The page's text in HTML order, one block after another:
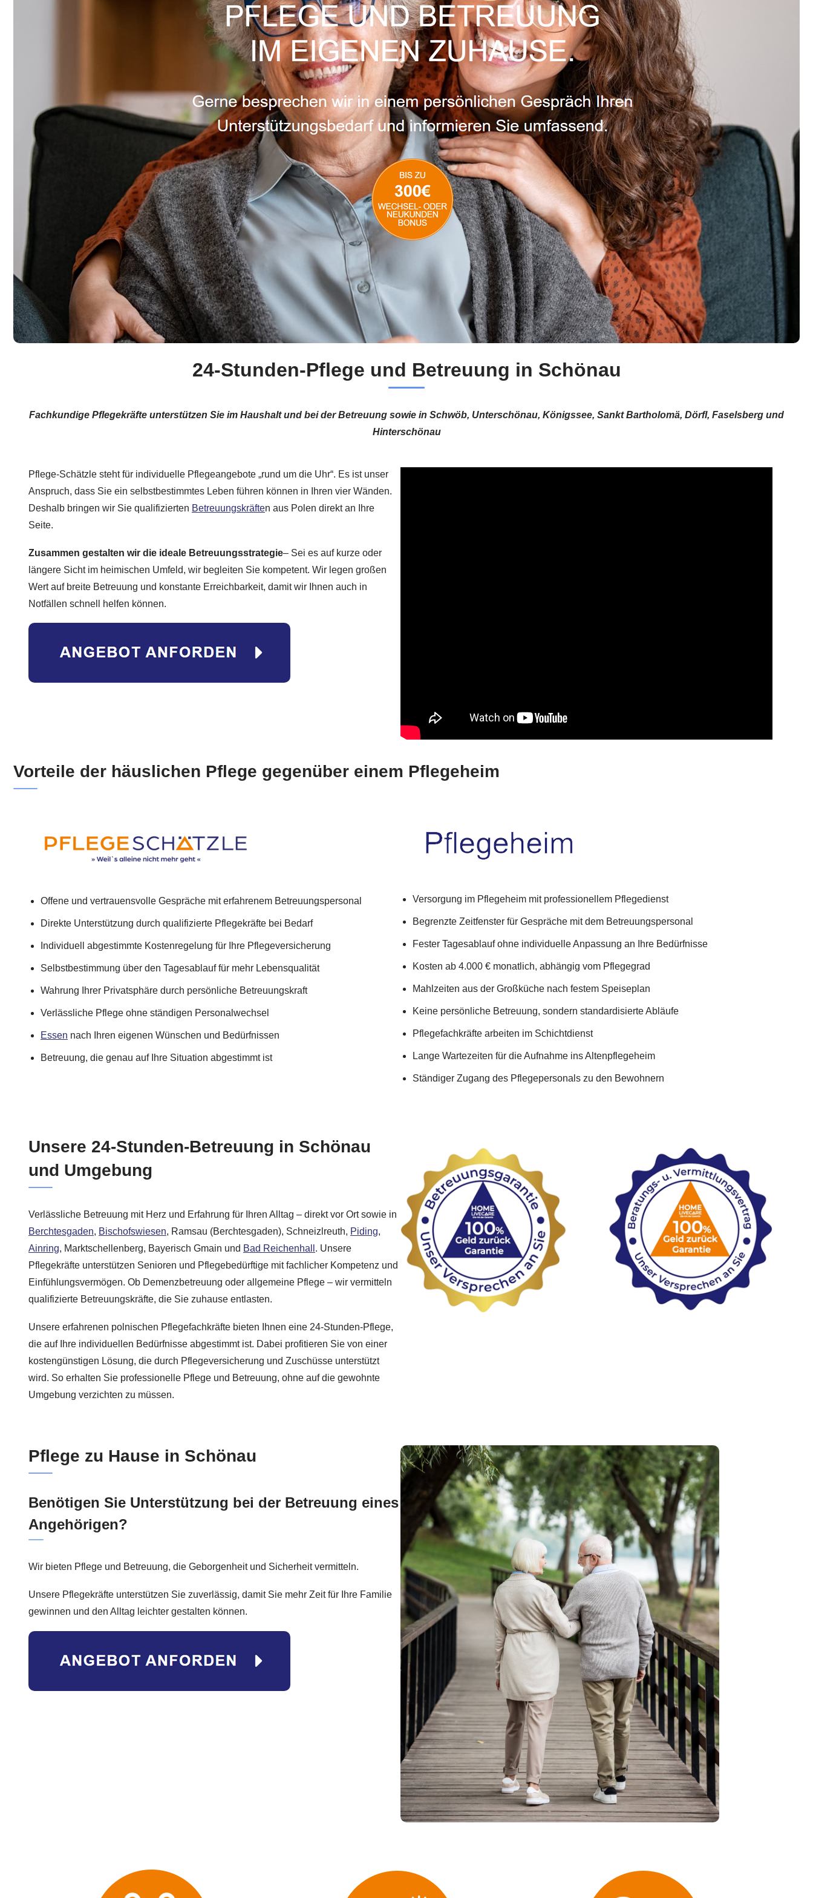
24-Stunden-Pflege und Betreuung in Schönau
Fachkundige Pflegekräfte unterstützen Sie im Haushalt und bei der Betreuung sowie in Schwöb, Unterschönau, Königssee, Sankt Bartholomä, Dörfl, Faselsberg und
Hinterschönau
Pflege-Schätzle steht für individuelle Pflegeangebote „rund um die Uhr“. Es ist unser
Anspruch, dass Sie ein selbstbestimmtes Leben führen können in Ihren vier Wänden.
Deshalb bringen wir Sie qualifizierten Betreuungskräften aus Polen direkt an Ihre
Seite.
Zusammen gestalten wir die ideale Betreuungsstrategie– Sei es auf kurze oder
längere Sicht im heimischen Umfeld, wir begleiten Sie kompetent. Wir legen großen
Wert auf breite Betreuung und konstante Erreichbarkeit, damit wir Ihnen auch in
Notfällen schnell helfen können.
Vorteile der häuslichen Pflege gegenüber einem Pflegeheim
Offene und vertrauensvolle Gespräche mit erfahrenem Betreuungspersonal
Direkte Unterstützung durch qualifizierte Pflegekräfte bei Bedarf
Individuell abgestimmte Kostenregelung für Ihre Pflegeversicherung
Selbstbestimmung über den Tagesablauf für mehr Lebensqualität
Wahrung Ihrer Privatsphäre durch persönliche Betreuungskraft
Verlässliche Pflege ohne ständigen Personalwechsel
Essen nach Ihren eigenen Wünschen und Bedürfnissen
Betreuung, die genau auf Ihre Situation abgestimmt ist
Versorgung im Pflegeheim mit professionellem Pflegedienst
Begrenzte Zeitfenster für Gespräche mit dem Betreuungspersonal
Fester Tagesablauf ohne individuelle Anpassung an Ihre Bedürfnisse
Kosten ab 4.000 € monatlich, abhängig vom Pflegegrad
Mahlzeiten aus der Großküche nach festem Speiseplan
Keine persönliche Betreuung, sondern standardisierte Abläufe
Pflegefachkräfte arbeiten im Schichtdienst
Lange Wartezeiten für die Aufnahme ins Altenpflegeheim
Ständiger Zugang des Pflegepersonals zu den Bewohnern
Unsere 24-Stunden-Betreuung in Schönau
und Umgebung
Verlässliche Betreuung mit Herz und Erfahrung für Ihren Alltag – direkt vor Ort sowie in
Berchtesgaden, Bischofswiesen, Ramsau (Berchtesgaden), Schneizlreuth, Piding,
Ainring, Marktschellenberg, Bayerisch Gmain und Bad Reichenhall . Unsere
Pflegekräfte unterstützen Senioren und Pflegebedürftige mit fachlicher Kompetenz und
Einfühlungsvermögen. Ob Demenzbetreuung oder allgemeine Pflege – wir vermitteln
qualifizierte Betreuungskräfte, die Sie zuhause entlasten.
Unsere erfahrenen polnischen Pflegefachkräfte bieten Ihnen eine 24-Stunden-Pflege,
die auf Ihre individuellen Bedürfnisse abgestimmt ist. Dabei profitieren Sie von einer
kostengünstigen Lösung, die durch Pflegeversicherung und Zuschüsse unterstützt
wird. So erhalten Sie professionelle Pflege und Betreuung, ohne auf die gewohnte
Umgebung verzichten zu müssen.
Pflege zu Hause in Schönau
Benötigen Sie Unterstützung bei der Betreuung eines
Angehörigen?
Wir bieten Pflege und Betreuung, die Geborgenheit und Sicherheit vermitteln.
Unsere Pflegekräfte unterstützen Sie zuverlässig, damit Sie mehr Zeit für Ihre Familie
gewinnen und den Alltag leichter gestalten können.